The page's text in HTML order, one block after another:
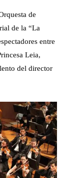
de
de la “La
entre
Leia,
del director